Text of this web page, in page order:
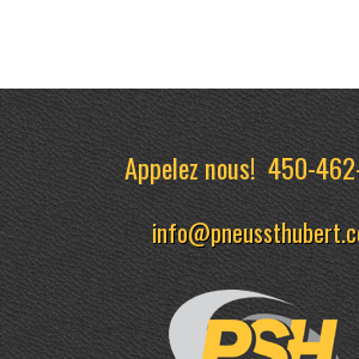
Appelez nous!450-